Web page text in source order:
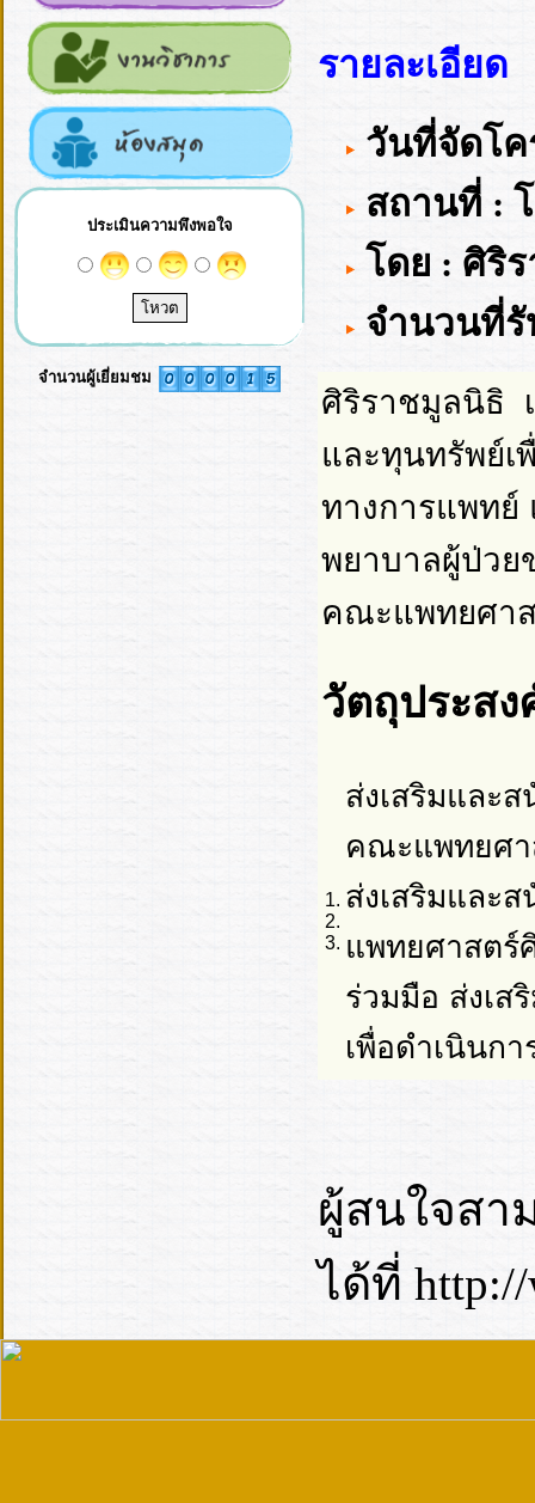
ประเมินความพึงพอใจ
จำนวนผู้เยี่ยมชม
รายละเอียด
วันที่จัดโคร
สถานที่ :
โดย : ศิริ
จำนวนที่รั
ศิริราชมูลนิธิ
และทุนทรัพย์เ
ทางการแพทย์
พยาบาลผู้ป่วย
คณะแพทยศา
วัตถุประสง
1.
2.
3.
ส่งเสริมและ
คณะแพทยศ
ส่งเสริมและ
แพทยศาสตร์
ร่วมมือ ส่งเส
เพื่อดำเนินก
ผู้สนใจสา
ได้ที่ http://